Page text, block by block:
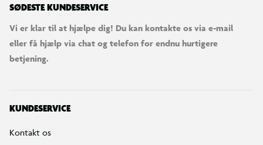
SØDESTE KUNDESERVICE
Vi er klar til at hjælpe dig! Du kan kontakte os via e-mail
eller få hjælp via chat og telefon for endnu hurtigere
betjening.
KUNDESERVICE
Kontakt os